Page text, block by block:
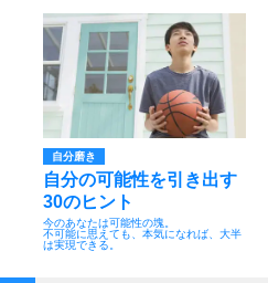
自分磨き
自分の可能性を引き出す
30のヒント
今のあなたは可能性の塊。
不可能に思えても、本気になれば、大半
は実現できる。